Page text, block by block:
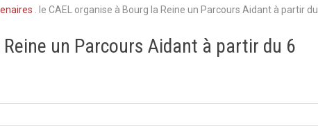
le CAEL organise à Bourg la Reine un Parcours Aidant à partir
un Parcours Aidant à partir du 6